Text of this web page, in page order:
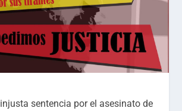
sentencia por el asesinato de